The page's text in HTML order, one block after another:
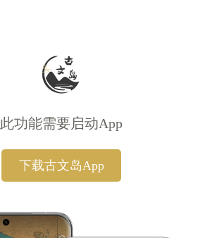
此功能需要启动App
下载古文岛App